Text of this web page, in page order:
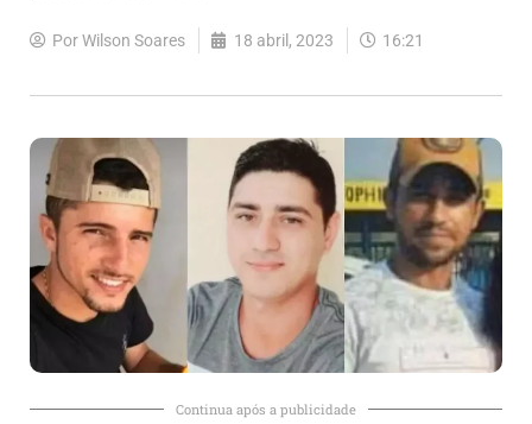
PorWilson Soares 18 abril, 2023 16:21
Continua após a publicidade